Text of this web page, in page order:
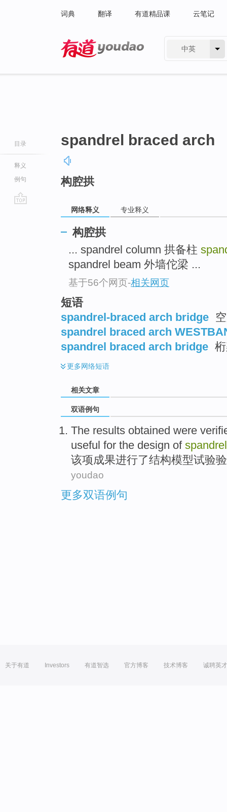
词典 翻译 有道精品课 云笔记
中英
目录
释义
例句
spandrel braced arch
构腔拱
网络释义 专业释义
构腔拱
... spandrel column 拱备柱
spandrel beam 外墙佗梁 ...
基于56个网页-相关网页
短语
spandrel-braced arch bridge
spandrel braced arch
spandrel braced arch bridge
更多网络短语
相关文章
双语例句
The results obtained were
useful for the design of spandrel
该项成果进行了结构模型试验
youdao
更多双语例句
关于有道 Investors 有道智选 官方博客 技术博客 诚聘英才